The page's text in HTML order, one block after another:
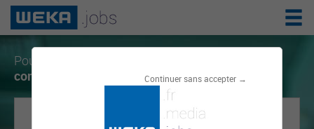
Continuer sans accepter →
Pour créer une alerte, vous devez disposer d'
compte sur weka.jobs